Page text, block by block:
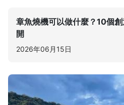
章魚燒機可以做什麼？10個
開
2026年06月15日